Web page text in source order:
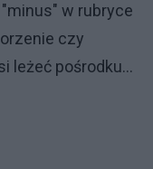
w rubryce
czy
leżeć pośrodku...